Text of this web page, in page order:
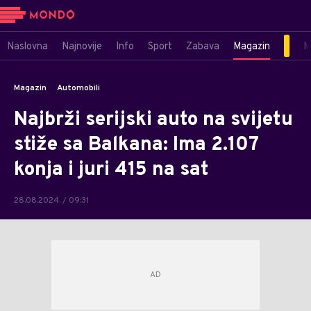
Naslovna Najnovije Info Sport Zabava Magazin
Magazin Automobili
Najbrži serijski auto na svijetu
stiže sa Balkana: Ima 2.107
konja i juri 415 na sat
28.08.2024. / 09:31